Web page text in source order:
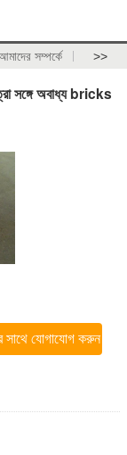
সম্পর্কে >>
সঙ্গে অবাধ্য bricks
সাথে যোগাযোগ করুন